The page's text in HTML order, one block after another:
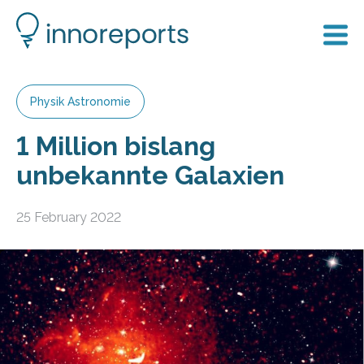
Physik Astronomie
1 Million bislang
unbekannte Galaxien
25 February 2022